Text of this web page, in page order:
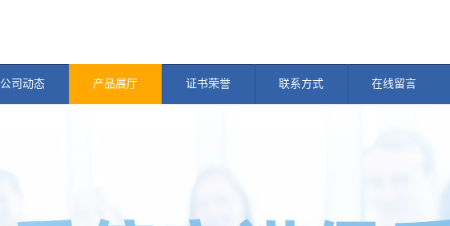
公司动态 产品展厅 证书荣誉 联系方式 在线留言